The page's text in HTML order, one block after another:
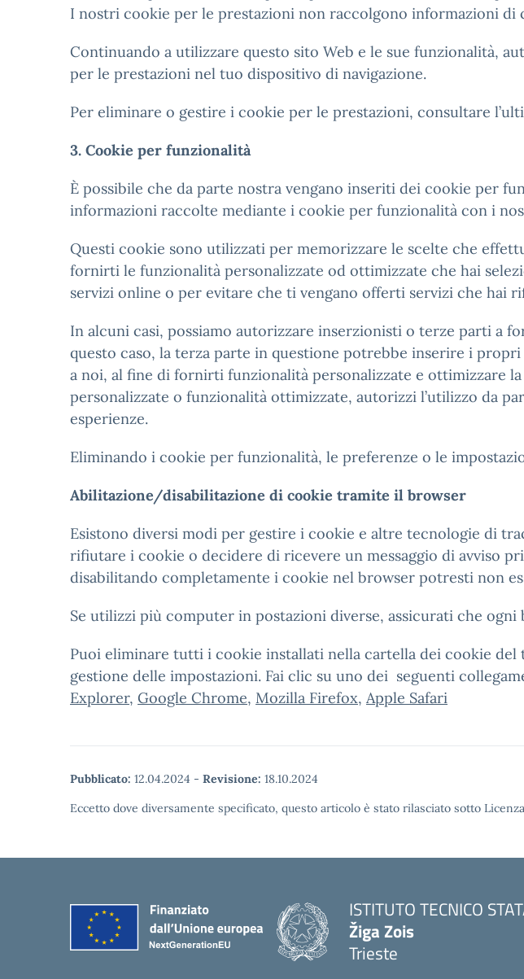
I nostri cookie per le prestazioni non raccolgono informazioni di
Continuando a utilizzare questo sito Web e le sue funzionalità,
per le prestazioni nel tuo dispositivo di navigazione.
Per eliminare o gestire i cookie per le prestazioni, consultare
3. Cookie per funzionalità
È possibile che da parte nostra vengano inseriti dei cookie per
informazioni raccolte mediante i cookie per funzionalità con i
Questi cookie sono utilizzati per memorizzare le scelte che
fornirti le funzionalità personalizzate od ottimizzate che hai
servizi online o per evitare che ti vengano offerti servizi che hai
In alcuni casi, possiamo autorizzare inserzionisti o terze parti a
questo caso, la terza parte in questione potrebbe inserire i
a noi, al fine di fornirti funzionalità personalizzate e ottimizzare
personalizzate o funzionalità ottimizzate, autorizzi l’utilizzo da
esperienze.
Eliminando i cookie per funzionalità, le preferenze o le
Abilitazione/disabilitazione di cookie tramite il browser
Esistono diversi modi per gestire i cookie e altre tecnologie di
rifiutare i cookie o decidere di ricevere un messaggio di avviso
disabilitando completamente i cookie nel browser potresti non
Se utilizzi più computer in postazioni diverse, assicurati che
Puoi eliminare tutti i cookie installati nella cartella dei cookie
gestione delle impostazioni. Fai clic su uno dei seguenti
Explorer, Google Chrome, Mozilla Firefox, Apple Safari
Pubblicato: 12.04.2024 - Revisione: 18.10.2024
Eccetto dove diversamente specificato, questo articolo è stato rilasciato sotto
ISTITUTO TECNICO
Žiga Zois
Trieste